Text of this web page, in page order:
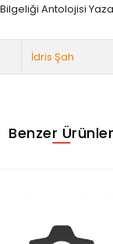
Antolojisi Yazar
İdris Şah
Benzer Ürünler